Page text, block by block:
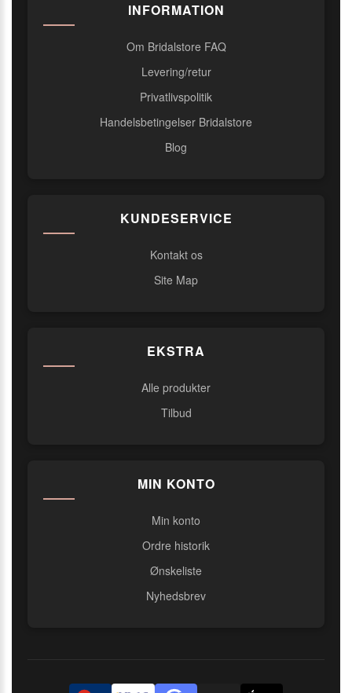
INFORMATION
Om Bridalstore FAQ
Levering/retur
Privatlivspolitik
Handelsbetingelser Bridalstore
Blog
KUNDESERVICE
Kontakt os
Site Map
EKSTRA
Alle produkter
Tilbud
MIN KONTO
Min konto
Ordre historik
Ønskeliste
Nyhedsbrev